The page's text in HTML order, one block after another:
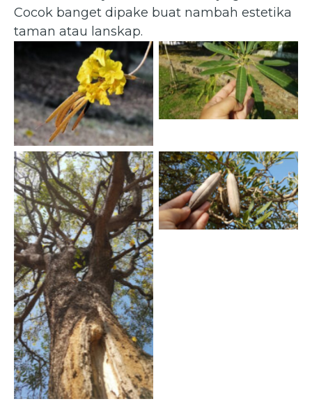
Cocok banget dipake buat nambah estetika
taman atau lanskap.
Handroanthus
chrysotrichus — Tabebuia
Kuning (flickr.com)
Daun Tabebuia Kuning
(planterandforester.com)
Batang Tabebuia Kuning
(planterandforester.com)
Buah Tabebuia Kuning
(planterandforester.com)